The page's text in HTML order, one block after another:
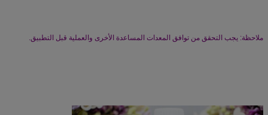
ملاحظة: يجب التحقق من توافق المعدات المساعدة الأخرى والعملية قبل التطبيق.